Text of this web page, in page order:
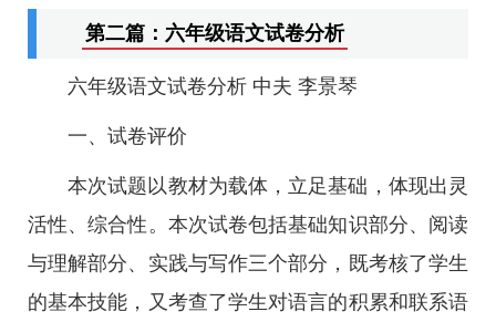
第二篇：六年级语文试卷分析
六年级语文试卷分析 中夫 李景琴
一、试卷评价
本次试题以教材为载体，立足基础，体现出灵
活性、综合性。本次试卷包括基础知识部分、阅读
与理解部分、实践与写作三个部分，既考核了学生
的基本技能，又考查了学生对语言的积累和联系语